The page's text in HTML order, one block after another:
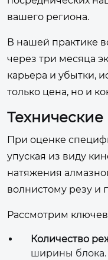
вашего региона.
В нашей практике
через три месяца
карьера и убытки,
только цена, но и
Технические
При оценке
упуская из виду
натяжения
волнистому резу и
Рассмотрим
Количество
ширины блока.